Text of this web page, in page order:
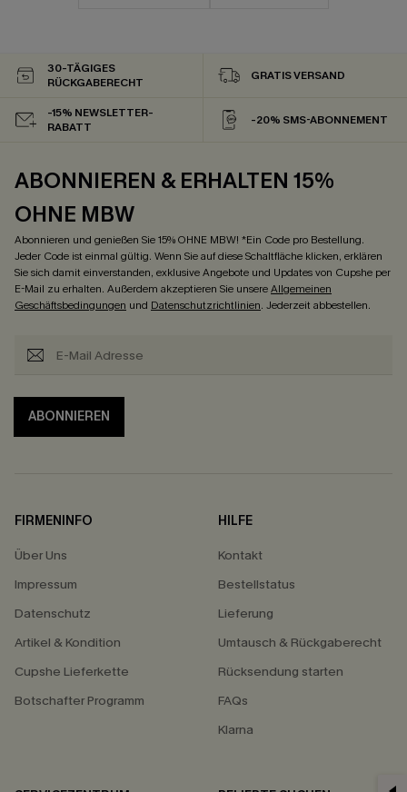
30-TÄGIGES
RÜCKGABERECHT
GRATIS VERSAND
-15% NEWSLETTER-
RABATT
-20% SMS-ABONNEMENT
ABONNIEREN & ERHALTEN 15%
OHNE MBW
Abonnieren und genießen Sie 15% OHNE MBW! *Ein Code pro Bestellung.
Jeder Code ist einmal gültig. Wenn Sie auf diese Schaltfläche klicken, erklären
Sie sich damit einverstanden, exklusive Angebote und Updates von Cupshe per
E-Mail zu erhalten. Außerdem akzeptieren Sie unsereAllgemeinen
Geschäftsbedingungen und Datenschutzrichtlinien. Jederzeit abbestellen.
ABONNIEREN
FIRMENINFO
Über Uns
Impressum
Datenschutz
Artikel & Kondition
Cupshe Lieferkette
Botschafter Programm
HILFE
Kontakt
Bestellstatus
Lieferung
Umtausch & Rückgaberecht
Rücksendung starten
FAQs
Klarna